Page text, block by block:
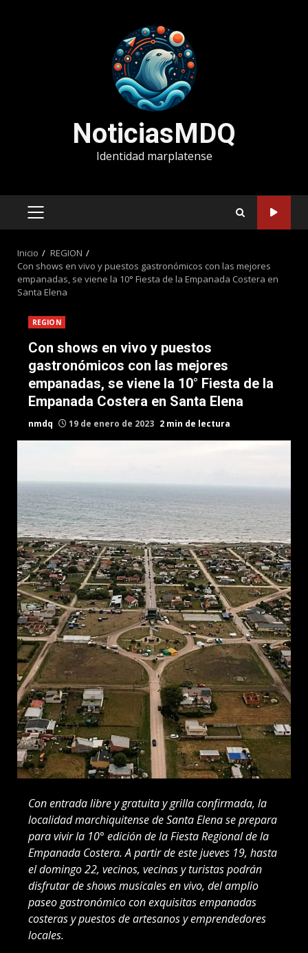
NoticiasMDQ
Identidad marplatense
MENÚ
Inicio
REGION
Con shows en vivo y puestos gastronómicos con las mejores
empanadas, se viene la 10° Fiesta de la Empanada Costera en
Santa Elena
REGION
Con shows en vivo y puestos
gastronómicos con las mejores
empanadas, se viene la 10° Fiesta de la
Empanada Costera en Santa Elena
nmdq 19 de enero de 2023 2 min de lectura
Con entrada libre y gratuita y grilla confirmada, la
localidad marchiquitense de Santa Elena se prepara
para vivir la 10° edición de la Fiesta Regional de la
Empanada Costera. A partir de este jueves 19, hasta
el domingo 22, vecinos, vecinas y turistas podrán
disfrutar de shows musicales en vivo, del amplio
paseo gastronómico con exquisitas empanadas
costeras y puestos de artesanos y emprendedores
locales.